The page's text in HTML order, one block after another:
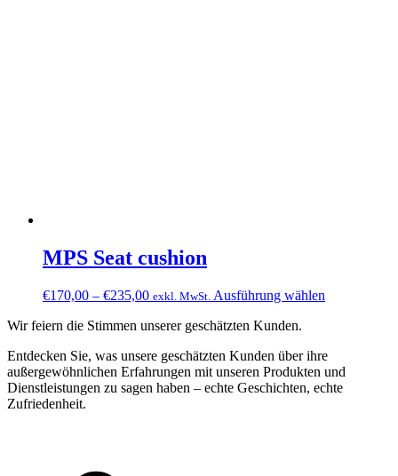
MPS Seat cushion
€170,00 – €235,00Preisspanne:
bis
exkl. MwSt. Ausführung wählen
Varianten
auf.
Die
Wir feiern die Stimmen unserer geschätzten Kunden.
Entdecken Sie, was unsere geschätzten Kunden über ihre
außergewöhnlichen Erfahrungen mit unseren Produkten und
Dienstleistungen zu sagen haben – echte Geschichten, echte
Zufriedenheit.